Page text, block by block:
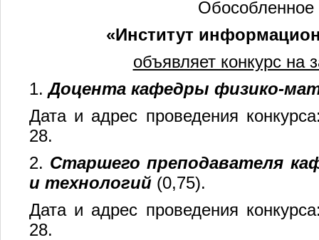
Обособленное
«Институт
объявляет конкурс на
1.Доцента кафедры физико-
Дата и адрес проведения
28.
2. Старшего преподавателя
и технологий (0,75).
Дата и адрес проведения
28.